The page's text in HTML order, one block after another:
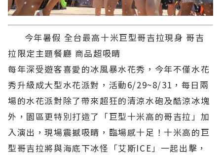
今年暑假 全台最高十米巨型哥吉拉現身 哥吉
拉限定主題餐廳 商品超吸睛
每年深受遊客喜愛的冰風暴水花秀，今年不僅水花
秀升級成大型水花派對，活動6/29~8/31，每日兩
場的水花派對除了帶來超狂的清涼水砲及酷涼冰塊
外，園區更特別打造了「巨型十米高的哥吉拉」加
入演出，現場震撼吸睛，臨場感十足！十米高的巨
型哥吉拉將與海底下冰怪「艾斯ICE」一起出擊，